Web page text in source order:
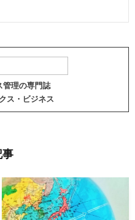
管理の専門誌
ス・ビジネス